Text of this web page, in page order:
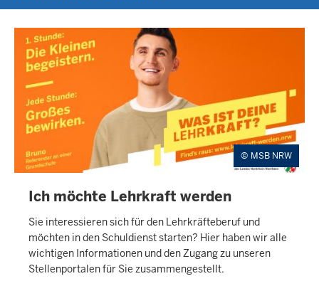
MSB NRW
Ich möchte Lehrkraft werden
Sie interessieren sich für den Lehrkräfteberuf und
möchten in den Schuldienst starten? Hier haben wir alle
wichtigen Informationen und den Zugang zu unseren
Stellenportalen für Sie zusammengestellt.